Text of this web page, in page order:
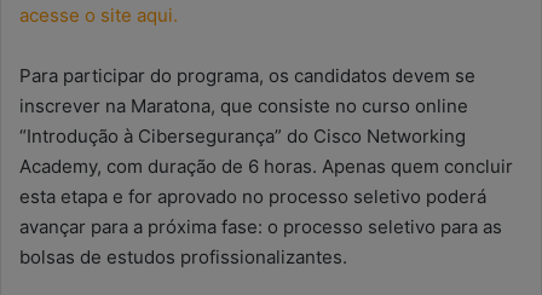
acesse o site aqui.
Para participar do programa, os candidatos devem se
inscrever na Maratona, que consiste no curso online
“Introdução à Cibersegurança” do Cisco Networking
Academy, com duração de 6 horas. Apenas quem concluir
esta etapa e for aprovado no processo seletivo poderá
avançar para a próxima fase: o processo seletivo para as
bolsas de estudos profissionalizantes.